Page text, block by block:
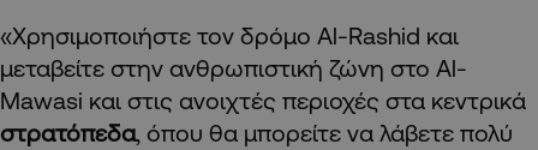
«Χρησιμοποιήστε τον δρόμο Al-Rashid και
μεταβείτε στην ανθρωπιστική ζώνη στο Al-
Mawasi και στις ανοιχτές περιοχές στα κεντρικά
στρατόπεδα, όπου θα μπορείτε να λάβετε πολύ